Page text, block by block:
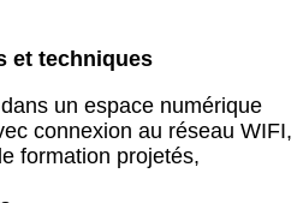
et techniques
un espace numérique
connexion au réseau WIFI,
formation projetés,